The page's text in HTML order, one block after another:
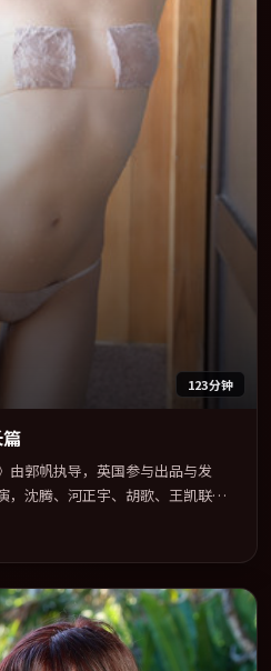
123分钟
由郭帆执导，英国参与出品与发
，沈腾、河正宇、胡歌、王凯联袂
视听上力求统一。定于 2016-10-
相，2016 年度话题片中口碑稳健，
众完整观看。